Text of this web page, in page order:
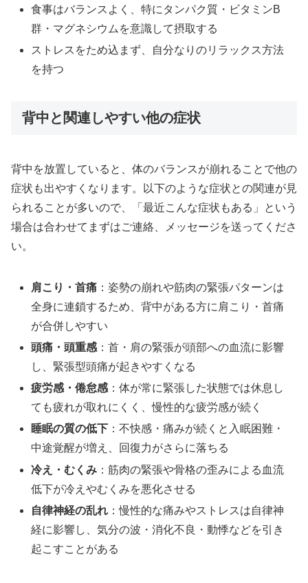
食事はバランスよく、特にタンパク質・ビタミンB
群・マグネシウムを意識して摂取する
ストレスをため込まず、自分なりのリラックス方法
を持つ
背中と関連しやすい他の症状
背中を放置していると、体のバランスが崩れることで他の
症状も出やすくなります。以下のような症状との関連が見
られることが多いので、「最近こんな症状もある」という
場合は合わせてまずはご連絡、メッセージを送ってくださ
い。
肩こり・首痛 ：姿勢の崩れや筋肉の緊張パターンは
全身に連鎖するため、背中がある方に肩こり・首痛
が合併しやすい
頭痛・頭重感 ：首・肩の緊張が頭部への血流に影響
し、緊張型頭痛が起きやすくなる
疲労感・倦怠感 ：体が常に緊張した状態では休息し
ても疲れが取れにくく、慢性的な疲労感が続く
睡眠の質の低下 ：不快感・痛みが続くと入眠困難・
中途覚醒が増え、回復力がさらに落ちる
冷え・むくみ ：筋肉の緊張や骨格の歪みによる血流
低下が冷えやむくみを悪化させる
自律神経の乱れ ：慢性的な痛みやストレスは自律神
経に影響し、気分の波・消化不良・動悸などを引き
起こすことがある